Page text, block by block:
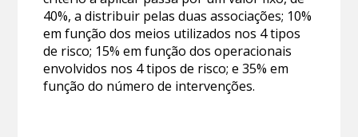
40%, a distribuir pelas duas associações; 10%
em função dos meios utilizados nos 4 tipos
de risco; 15% em função dos operacionais
envolvidos nos 4 tipos de risco; e 35% em
função do número de intervenções.